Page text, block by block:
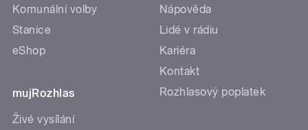
Komunální volby
Stanice
eShop
mujRozhlas
Živé vysílání
Nápověda
Lidé v rádiu
Kariéra
Kontakt
Rozhlasový poplatek